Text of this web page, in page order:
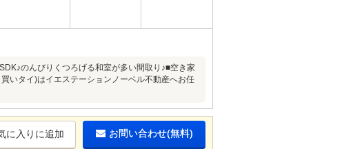
のんびりくつろげる和室が多い間取り♪■空き家
いタイ)はイエステーションノーベル不動産へお任
に入りに追加 お問い合わせ(無料)